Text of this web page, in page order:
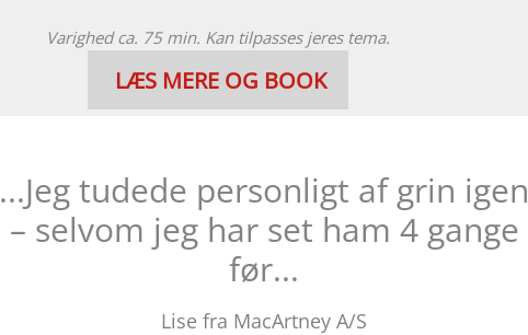
Varighed ca. 75 min. Kan tilpasses jeres tema.
LÆS MERE OG BOOK
...Jeg tudede personligt af grin igen
– selvom jeg har set ham 4 gange
før...
Lise fra MacArtney A/S